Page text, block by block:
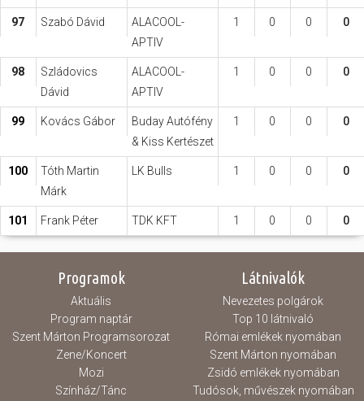
97 Szabó Dávid
ALACOOL-
APTIV
1 0 0 0
98
Szládovics
Dávid
ALACOOL-
APTIV
1 0 0 0
99 Kovács Gábor
Buday Autófény
& Kiss Kertészet
1 0 0 0
100
Tóth Martin
Márk
LK Bulls 1 0 0 0
101 Frank Péter TDK KFT 1 0 0 0
Programok
Aktuális
Program naptár
Szent Márton Programsorozat
Zene/Koncert
Mozi
Színház/Tánc
Látnivalók
Nevezetes polgárok
Top 10 látnivaló
Római emlékek nyomában
Szent Márton nyomában
Zsidó emlékek nyomában
Tudósok, művészek nyomában